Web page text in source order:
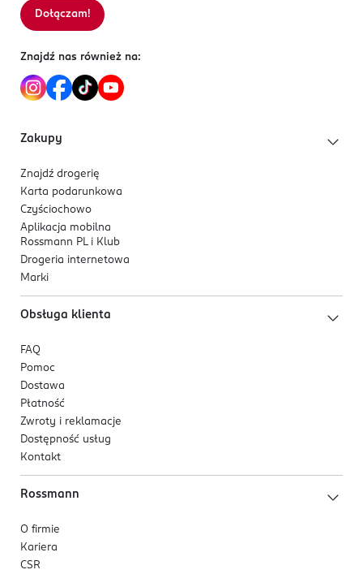
Sortowanie wg
Dołączam!
Znajdź nas również na:
Zakupy
Znajdź drogerię
Karta podarunkowa
Czyściochowo
Aplikacja mobilna
Rossmann PL i Klub
Drogeria internetowa
Marki
Obsługa klienta
FAQ
Pomoc
Dostawa
Płatność
Zwroty i reklamacje
Dostępność usług
Kontakt
Rossmann
O firmie
Kariera
CSR